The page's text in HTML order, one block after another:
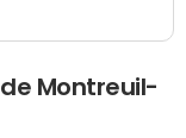
Montreuil-